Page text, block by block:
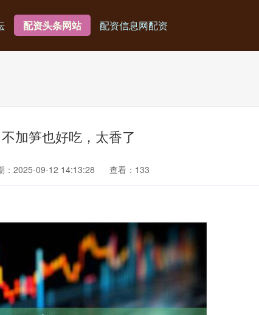
配资头条网站 配资信息网配资
加笋也好吃，太香了
：2025-09-12 14:13:28 查看：133